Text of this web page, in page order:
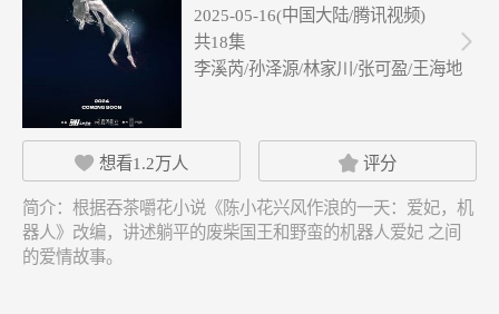
2025-05-16(中国大陆/腾讯视频)
共18集
李溪芮/孙泽源/林家川/张可盈/王海地

 想看1.2万人  评分
简介： 根据吞茶嚼花小说《陈小花兴风作浪的一天：爱妃，机
器人》改编，讲述躺平的废柴国王和野蛮的机器人爱妃 之间
的爱情故事。